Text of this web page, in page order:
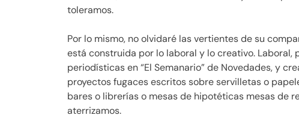
toleramos.
Por lo mismo, no olvidaré las vertientes de su
está construida por lo laboral y lo creativo. Laboral,
periodísticas en “El Semanario” de Novedades, y
proyectos fugaces escritos sobre servilletas o
bares o librerías o mesas de hipotéticas mesas de
aterrizamos.